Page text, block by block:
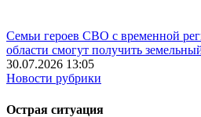
Семьи героев СВО с временной
области смогут получить
30.07.2026 13:05
Новости рубрики
Острая ситуация